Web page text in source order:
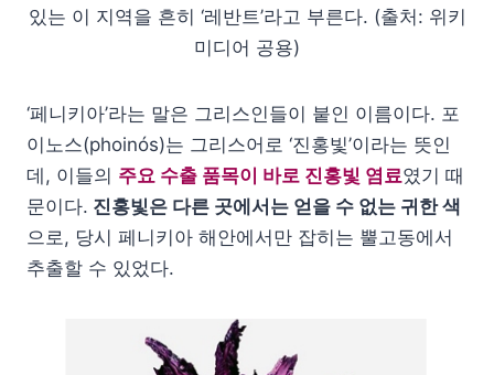
있는 이 지역을 흔히 ‘레반트’라고 부른다. (출처: 위키
미디어 공용)
‘페니키아’라는 말은 그리스인들이 붙인 이름이다. 포
이노스(phoinós)는 그리스어로 ‘진홍빛’이라는 뜻인
데, 이들의 주요 수출 품목이 바로 진홍빛 염료였기 때
문이다. 진홍빛은 다른 곳에서는 얻을 수 없는 귀한 색
으로, 당시 페니키아 해안에서만 잡히는 뿔고동에서
추출할 수 있었다.